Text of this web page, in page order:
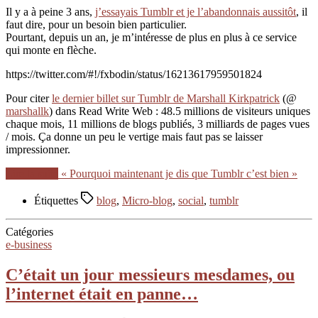
Il y a à peine 3 ans, j’essayais Tumblr et je l’abandonnais aussitôt, il
faut dire, pour un besoin bien particulier.
Pourtant, depuis un an, je m’intéresse de plus en plus à ce service
qui monte en flèche.
https://twitter.com/#!/fxbodin/status/16213617959501824
Pour citerle dernier billet sur Tumblr de Marshall Kirkpatrick (@
marshallk) dans Read Write Web : 48.5 millions de visiteurs uniques
chaque mois, 11 millions de blogs publiés, 3 milliards de pages vues
/ mois. Ça donne un peu le vertige mais faut pas se laisser
impressionner.
« Pourquoi maintenant je dis que Tumblr c’est bien »
Étiquettes blog, Micro-blog, social, tumblr
Catégories
e-business
C’était un jour messieurs mesdames, ou
l’internet était en panne…